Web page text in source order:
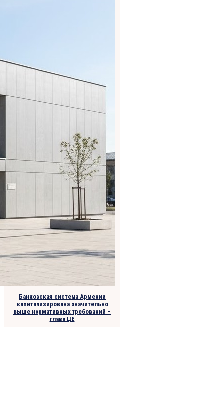
Банковская система Армении
капитализирована значительно
выше нормативных требований –
глава ЦБ